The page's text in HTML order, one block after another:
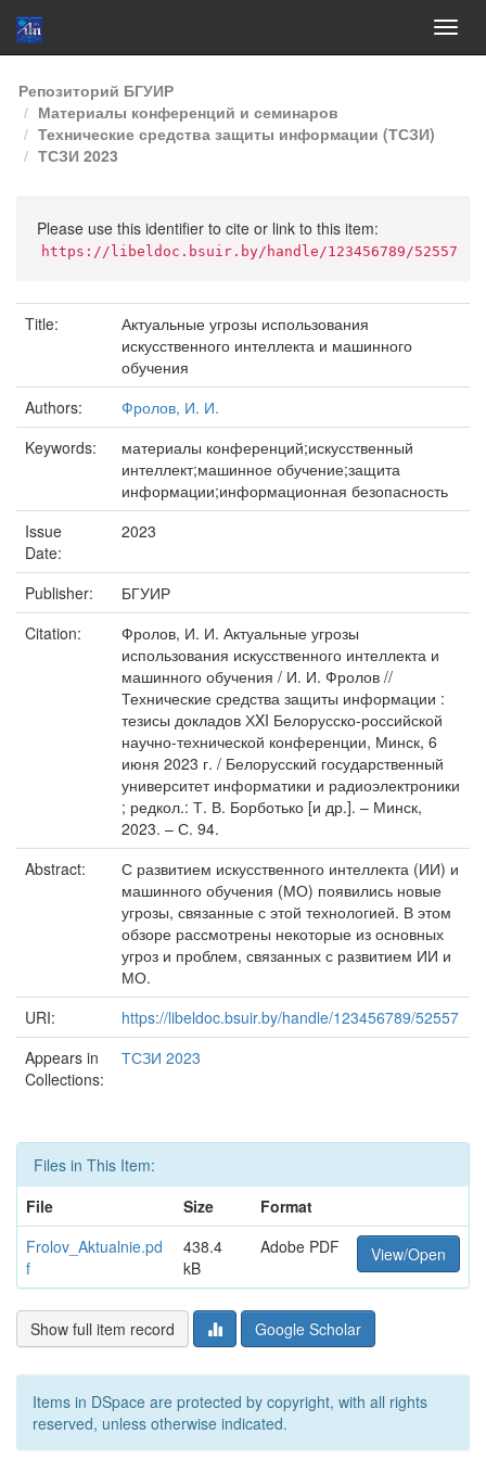
Skip
navigation
Репозиторий БГУИР
Материалы конференций и семинаров
Технические средства защиты информации (ТСЗИ)
ТСЗИ 2023
Please use this identifier to cite or link to this item:
https://libeldoc.bsuir.by/handle/123456789/52557
Title:
Актуальные угрозы использования
искусственного интеллекта и машинного
обучения
Authors:
Фролов, И. И.
Keywords:
материалы конференций;искусственный
интеллект;машинное обучение;защита
информации;информационная безопасность
Issue
Date:
2023
Publisher:
БГУИР
Citation:
Фролов, И. И. Актуальные угрозы
использования искусственного интеллекта и
машинного обучения / И. И. Фролов //
Технические средства защиты информации :
тезисы докладов ХXI Белорусско-российской
научно-технической конференции, Минск, 6
июня 2023 г. / Белорусский государственный
университет информатики и радиоэлектроники
; редкол.: Т. В. Борботько [и др.]. – Минск,
2023. – С. 94.
Abstract:
С развитием искусственного интеллекта (ИИ) и
машинного обучения (МО) появились новые
угрозы, связанные с этой технологией. В этом
обзоре рассмотрены некоторые из основных
угроз и проблем, связанных с развитием ИИ и
МО.
URI:
https://libeldoc.bsuir.by/handle/123456789/52557
Appears in
Collections:
ТСЗИ 2023
Files in This Item:
File
Size
Format
Frolov_Aktualnie.pd
f
438.4
kB
Adobe PDF View/Open
Show full item record Google Scholar
Items in DSpace are protected by copyright, with all rights
reserved, unless otherwise indicated.